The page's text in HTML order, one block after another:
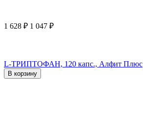
1 628 ₽ 1 047 ₽
L-ТРИПТОФАН, 120 капс., Алфит Плюс
В корзину